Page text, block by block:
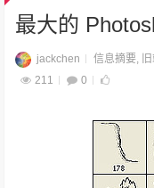
最大的
jackchen 信息摘要,
211
0